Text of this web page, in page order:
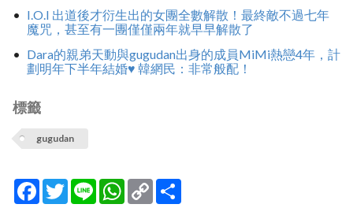
I.O.I 出道後才衍生出的女團全數解散！最終敵不過七年
魔咒，甚至有一團僅僅兩年就早早解散了
Dara的親弟天動與gugudan出身的成員MiMi熱戀4年，計
劃明年下半年結婚♥ 韓網民：非常般配！
標籤
gugudan
Facebook
TwitterLine WhatsApp
Copy
Link